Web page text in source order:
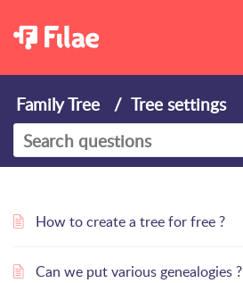
Family Tree Tree settings
How to create a tree for free ?
Can we put various genealogies ?